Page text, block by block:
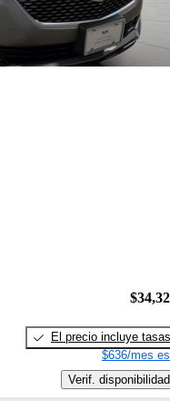
El precio incluye tasas
$636/mes
Verif. disponibilidad